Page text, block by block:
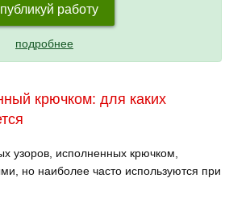
работу
подробнее
крючком: для каких
узоров, исполненных крючком,
но наиболее часто используются при